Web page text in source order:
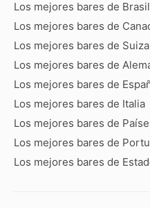
Los mejores bares de Brasil
Los mejores bares de
Los mejores bares de Suiza
Los mejores bares de
Los mejores bares de
Los mejores bares de Italia
Los mejores bares de
Los mejores bares de
Los mejores bares de